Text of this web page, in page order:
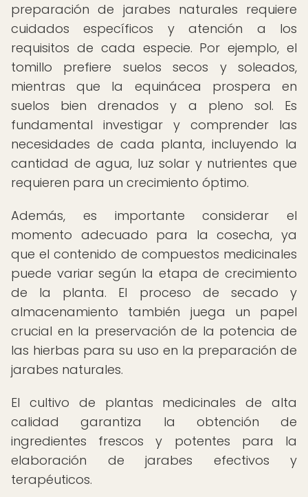
preparación de jarabes naturales requiere
cuidados específicos y atención a los
requisitos de cada especie. Por ejemplo, el
tomillo prefiere suelos secos y soleados,
mientras que la equinácea prospera en
suelos bien drenados y a pleno sol. Es
fundamental investigar y comprender las
necesidades de cada planta, incluyendo la
cantidad de agua, luz solar y nutrientes que
requieren para un crecimiento óptimo.
Además, es importante considerar el
momento adecuado para la cosecha, ya
que el contenido de compuestos medicinales
puede variar según la etapa de crecimiento
de la planta. El proceso de secado y
almacenamiento también juega un papel
crucial en la preservación de la potencia de
las hierbas para su uso en la preparación de
jarabes naturales.
El cultivo de plantas medicinales de alta
calidad garantiza la obtención de
ingredientes frescos y potentes para la
elaboración de jarabes efectivos y
terapéuticos.